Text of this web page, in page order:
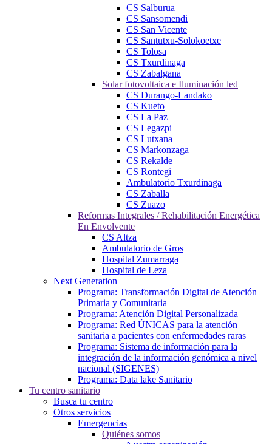
CS Salburua
CS Sansomendi
CS San Vicente
CS Santutxu-Solokoetxe
CS Tolosa
CS Txurdinaga
CS Zabalgana
Solar fotovoltaica e Iluminación led
CS Durango-Landako
CS Kueto
CS La Paz
CS Legazpi
CS Lutxana
CS Markonzaga
CS Rekalde
CS Rontegi
Ambulatorio Txurdinaga
CS Zaballa
CS Zuazo
Reformas Integrales / Rehabilitación Energética
En Envolvente
CS Altza
Ambulatorio de Gros
Hospital Zumarraga
Hospital de Leza
Next Generation
Programa: Transformación Digital de Atención
Primaria y Comunitaria
Programa: Atención Digital Personalizada
Programa: Red ÚNICAS para la atención
sanitaria a pacientes con enfermedades raras
Programa: Sistema de información para la
integración de la información genómica a nivel
nacional (SIGENES)
Programa: Data lake Sanitario
Tu centro sanitario
Busca tu centro
Otros servicios
Emergencias
Quiénes somos